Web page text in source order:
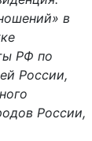
в
РФ по
России,
России,